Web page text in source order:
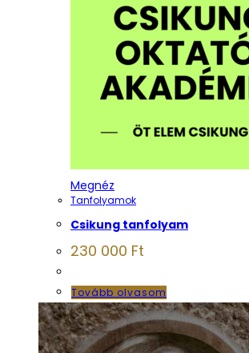
Megnéz
Tanfolyamok
Csikung tanfolyam
230 000 Ft
Tovább olvasom